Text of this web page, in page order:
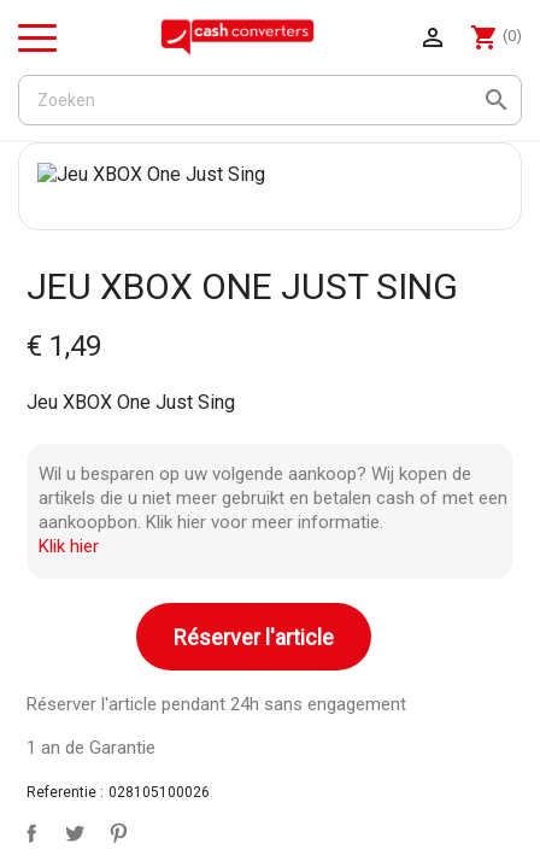

shopping_cart (0)

Menu
JEU XBOX ONE JUST SING
€ 1,49
Jeu XBOX One Just Sing
Wil u besparen op uw volgende aankoop? Wij kopen de
artikels die u niet meer gebruikt en betalen cash of met een
aankoopbon. Klik hier voor meer informatie.
Klik hier
Réserver l'article
Réserver l'article pendant 24h sans engagement
1 an de Garantie
Referentie : 028105100026